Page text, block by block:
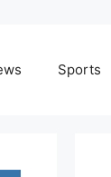
Sports